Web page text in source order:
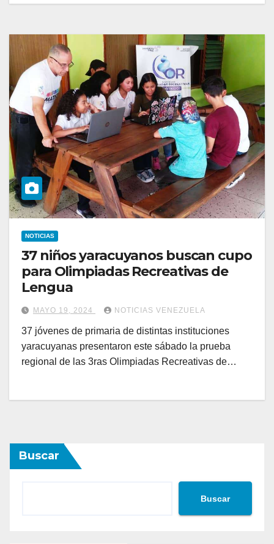
NOTICIAS
37 niños yaracuyanos buscan cupo
para Olimpiadas Recreativas de
Lengua
MAYO 19, 2024 NOTICIAS VENEZUELA
37 jóvenes de primaria de distintas instituciones
yaracuyanas presentaron este sábado la prueba
regional de las 3ras Olimpiadas Recreativas de…
Buscar
Buscar